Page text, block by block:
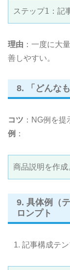
理由 ：一度に大
善しやすい。
8. 「どんな
コツ ：NG例を
例 ：
商品説明を作
9. 具体例（
ロンプト
記事構成テン